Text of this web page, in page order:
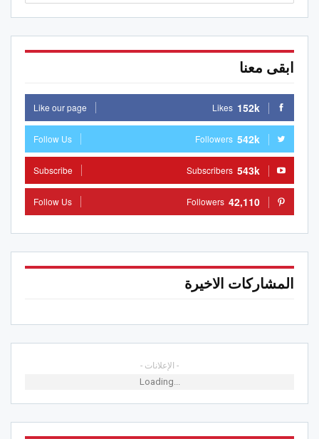
ابقى معنا
152k
Likes
Like our page
542k
Followers
Follow Us
543k
Subscribers
Subscribe
42,110
Followers
Follow Us
المشاركات الاخيرة
- الإعلانات -
Loading...